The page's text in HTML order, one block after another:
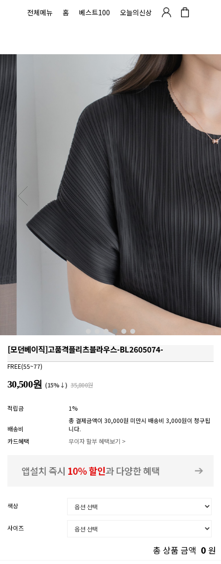
전체메뉴 홈 베스트100 오늘의신상
[모던베이직]고품격플리츠블라우스-BL2605074-
FREE(55~77)
30,500원 (15%↓) 35,800원
적립금 1%
배송비
총 결제금액이 30,000원 미만시 배송비 3,000원이 청구됩
니다.
카드혜택
무이자 할부 혜택보기 >
색상
사이즈
총 상품 금액 0 원